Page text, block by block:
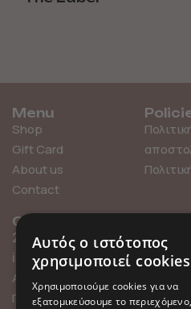
Menu
Shop
Gift Card
About us
Contact
Contact info
211 0101119
info@millefleurs.gr
Αγίου Αλεξάνδρου 69,
Παλαιό Φάληρο
Find
Αυτός ο ιστότοπος
χρησιμοποιεί cookies
Χρησιμοποιούμε cookies για να
εξατομικεύσουμε το